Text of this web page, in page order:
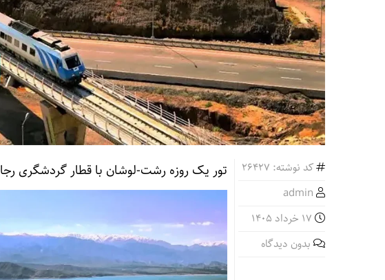
کد نوشته: 26427
admin
بدون دیدگاه
تور یک روزه رشت-لوشان با قطار گردشگری رجا